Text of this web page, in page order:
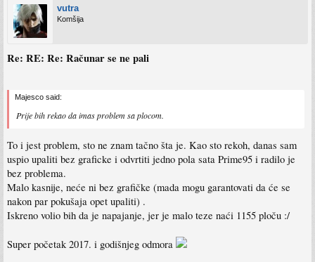
vutra
Komšija
Re: RE: Re: Računar se ne pali
Majesco said:
Prije bih rekao da imas problem sa plocom.
To i jest problem, sto ne znam tačno šta je. Kao sto rekoh, danas sam
uspio upaliti bez graficke i odvrtiti jedno pola sata Prime95 i radilo je
bez problema.
Malo kasnije, neće ni bez grafičke (mada mogu garantovati da će se
nakon par pokušaja opet upaliti) .
Iskreno volio bih da je napajanje, jer je malo teze naći 1155 ploču :/
Super početak 2017. i godišnjeg odmora